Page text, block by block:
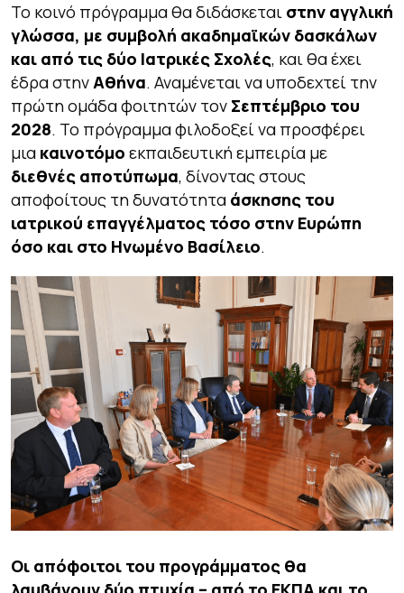
Το κοινό πρόγραμμα θα διδάσκεται στην αγγλική
γλώσσα, με συμβολή ακαδημαϊκών δασκάλων
και από τις δύο Ιατρικές Σχολές, και θα έχει
έδρα στηνΑθήνα. Αναμένεται να υποδεχτεί την
πρώτη ομάδα φοιτητών τον Σεπτέμβριο του
2028. Το πρόγραμμα φιλοδοξεί να προσφέρει
μια καινοτόμο εκπαιδευτική εμπειρία με
διεθνές αποτύπωμα, δίνοντας στους
αποφοίτους τη δυνατότητα άσκησης του
ιατρικού επαγγέλματος τόσο στην Ευρώπη
όσο και στο Ηνωμένο Βασίλειο.
Οι απόφοιτοι του προγράμματος θα